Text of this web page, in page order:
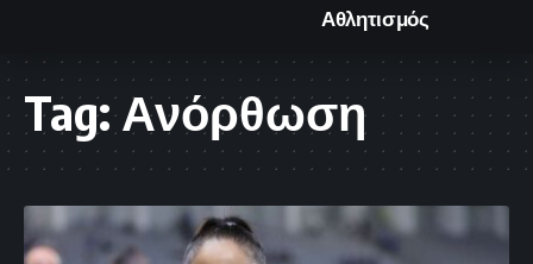
Αθλητισμός
Tag:Ανόρθωση